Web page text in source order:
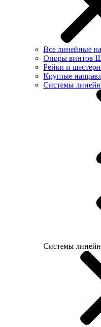
Все линейные
Опоры винтов
Рейки и
Круглые
Системы
Системы